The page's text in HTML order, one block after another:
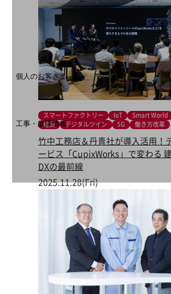
料金分析(ご利用料金管理サービス)
Web明細(My docomo)
個人のお客さま
OCNなど
工事・故障情報
お客さまサポートサイト
SDPFナレッジセンター
NTTドコモ 通信障害情報
スマートファクトリー IoT Smart World
建設
デジタルツイン 5G 働き方改革
竹中工務店＆丹青社が導入活用！
ービス「CupixWorks」で変わる
DXの最前線
2025.11.28(Fri)